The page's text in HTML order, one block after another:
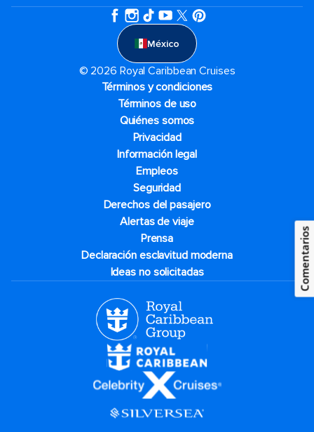
México
© 2026 Royal Caribbean Cruises
Términos y condiciones
Términos de uso
Quiénes somos
Privacidad
Información legal
Empleos
Seguridad
Derechos del pasajero
Alertas de viaje
Prensa
Declaración esclavitud moderna
Ideas no solicitadas
Comentarios